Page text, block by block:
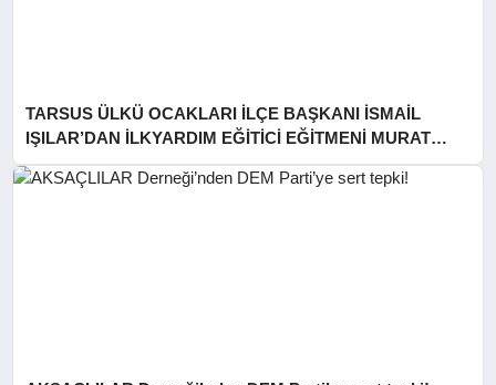
TARSUS ÜLKÜ OCAKLARI İLÇE BAŞKANI İSMAİL
IŞILAR’DAN İLKYARDIM EĞİTİCİ EĞİTMENİ MURAT
CAN FİDAN’A ZİYARET